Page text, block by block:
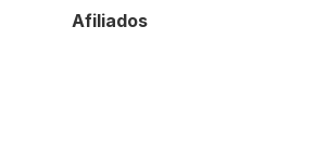
Afiliados